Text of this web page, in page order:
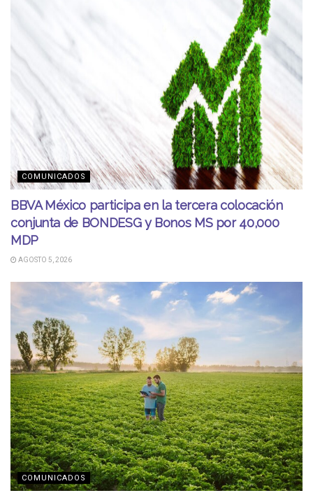
COMUNICADOS
BBVA México participa en la tercera colocación
conjunta de BONDESG y Bonos MS por 40,000
MDP
AGOSTO 5, 2026
COMUNICADOS